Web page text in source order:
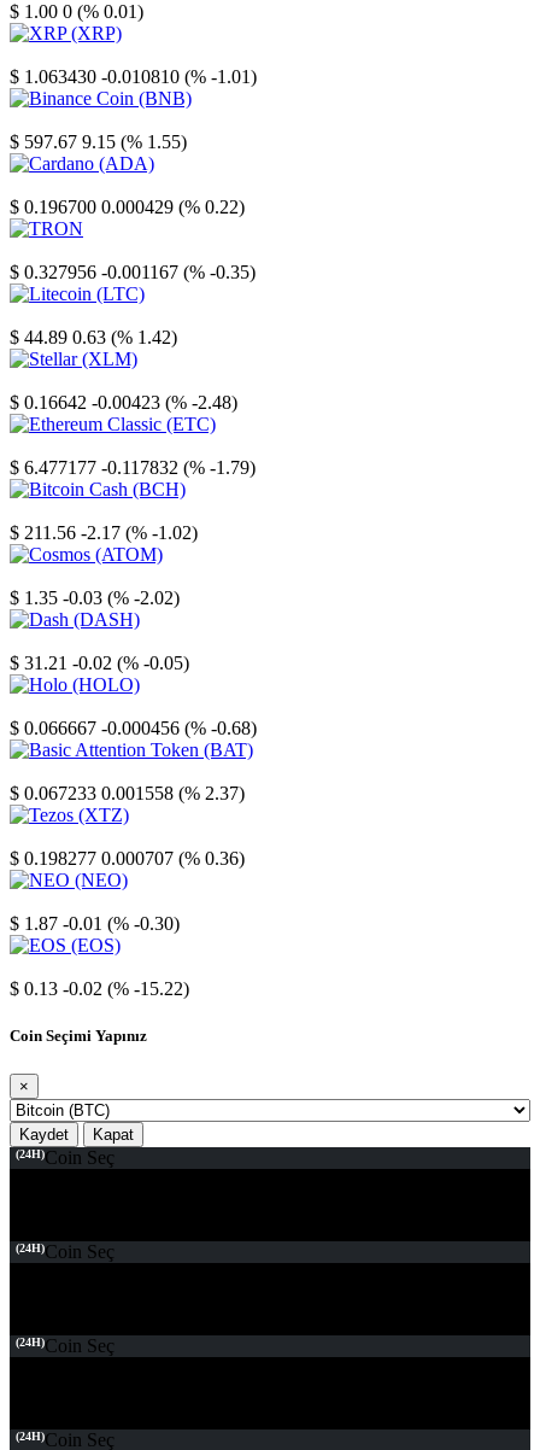
$ 1.00 0 (% 0.01)
$ 1.063430 -0.010810 (% -1.01)
$ 597.67 9.15 (% 1.55)
$ 0.196700 0.000429 (% 0.22)
$ 0.327956 -0.001167 (% -0.35)
$ 44.89 0.63 (% 1.42)
$ 0.16642 -0.00423 (% -2.48)
$ 6.477177 -0.117832 (% -1.79)
$ 211.56 -2.17 (% -1.02)
$ 1.35 -0.03 (% -2.02)
$ 31.21 -0.02 (% -0.05)
$ 0.066667 -0.000456 (% -0.68)
$ 0.067233 0.001558 (% 2.37)
$ 0.198277 0.000707 (% 0.36)
$ 1.87 -0.01 (% -0.30)
$ 0.13 -0.02 (% -15.22)
Coin Seçimi Yapınız
×
Kaydet Kapat
(24H)Coin Seç
(24H)Coin Seç
(24H)Coin Seç
(24H)Coin Seç